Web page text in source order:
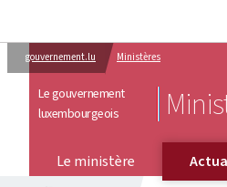
gouvernement.lu Ministères
Le gouvernement
luxembourgeois
Le ministère